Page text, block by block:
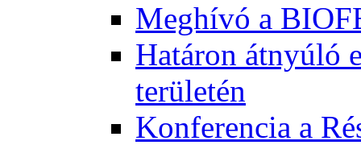
Meghívó a
Határon átnyúló
területén
Konferencia a